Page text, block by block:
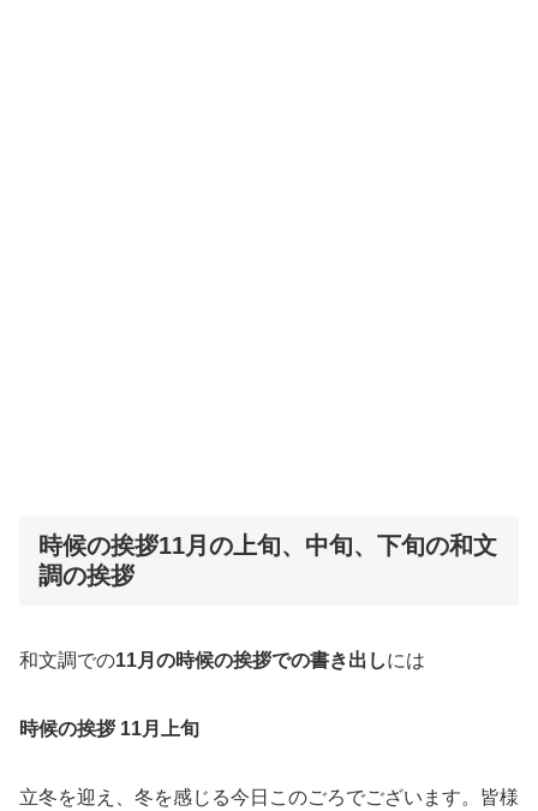
時候の挨拶11月の上旬、中旬、下旬の和文
調の挨拶
和文調での11月の時候の挨拶での書き出しには
時候の挨拶 11月上旬
立冬を迎え、冬を感じる今日このごろでございます。皆様